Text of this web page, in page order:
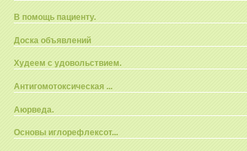
В помощь пациенту.
Доска объявлений
Худеем с удовольствием.
Антигомотоксическая ...
Аюрведа.
Основы иглорефлексот...